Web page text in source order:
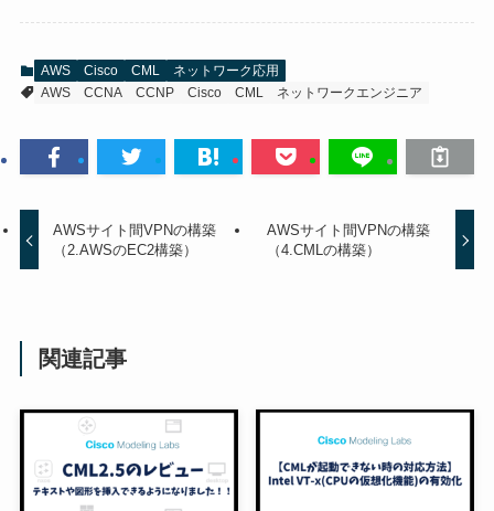
AWS Cisco CML
ネットワーク応用
AWS
CCNA CCNP Cisco CML ネットワークエンジニア
AWSサイト間VPNの構築
（2.AWSのEC2構築）
AWSサイト間VPNの構築
（4.CMLの構築）
関連記事